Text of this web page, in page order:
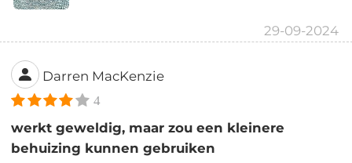
29-09-2024
Darren MacKenzie
4
werkt geweldig, maar zou een kleinere
behuizing kunnen gebruiken